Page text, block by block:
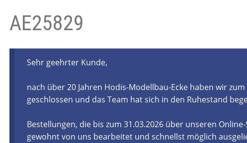
Elektro- und Elektronikgeräte Verordnung
AE25829
Sehr geehrter Kunde,
nach über 20 Jahren Hodis-Modellbau-Ecke haben wir
geschlossen und das Team hat sich in den Ruhestand
Bestellungen, die bis zum 31.03.2026 über unseren
gewohnt von uns bearbeitet und schnellst möglich